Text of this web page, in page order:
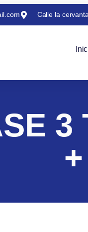
Calle la
3